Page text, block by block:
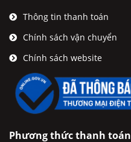
Thông tin thanh toán
Chính sách vận chuyển
Chính sách website
Phương thức thanh toán